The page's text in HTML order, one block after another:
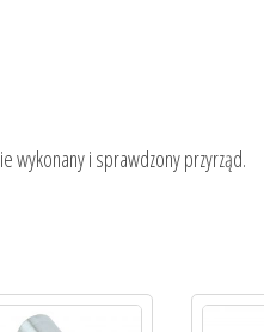
wykonany i sprawdzony przyrząd.